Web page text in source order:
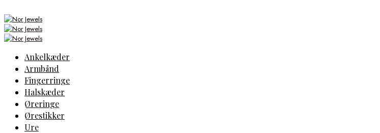
Ankelkæder
Armbånd
Fingerringe
Halskæder
Øreringe
Ørestikker
Ure